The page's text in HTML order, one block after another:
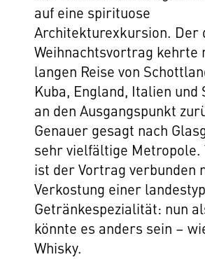
auf eine spirituose
Architekturexkursion. Der
Weihnachtsvortrag kehrte
langen Reise von
Kuba, England, Italien und
an den Ausgangspunkt
Genauer gesagt nach
sehr vielfältige
ist der Vortrag verbunden
Verkostung einer
Getränkespezialität: nun
könnte es anders sein –
Whisky.